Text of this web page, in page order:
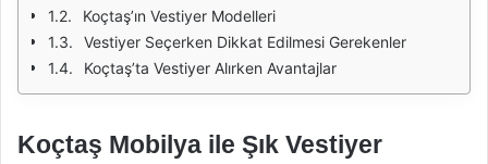
Koçtaş’ın Vestiyer Modelleri
Vestiyer Seçerken Dikkat Edilmesi Gerekenler
Koçtaş’ta Vestiyer Alırken Avantajlar
Koçtaş Mobilya ile Şık Vestiyer